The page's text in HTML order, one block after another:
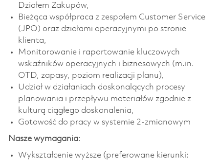
Działem Zakupów,
Bieżąca współpraca z zespołem Customer Service
(JPO) oraz działami operacyjnymi po stronie
klienta,
Monitorowanie i raportowanie kluczowych
wskaźników operacyjnych i biznesowych (m.in.
OTD, zapasy, poziom realizacji planu),
Udział w działaniach doskonalących procesy
planowania i przepływu materiałów zgodnie z
kulturą ciągłego doskonalenia,
Gotowość do pracy w systemie 2-zmianowym
Nasze wymagania:
Wykształcenie wyższe (preferowane kierunki: